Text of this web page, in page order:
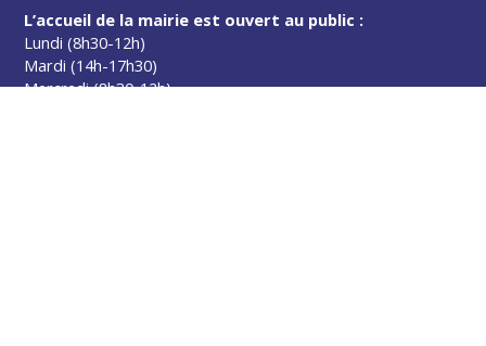
L’accueil de la mairie est ouvert au public :
Lundi (8h30-12h)
Mardi (14h-17h30)
Mercredi (8h30-12h)